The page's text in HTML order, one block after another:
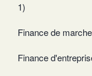
1)
Finance de
Finance